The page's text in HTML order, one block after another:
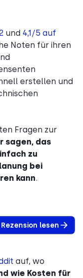
und 4,1/5 auf
Noten für ihren
erstellen und
Fragen zur
sagen, das
zu
bei
kann.
lesen
auf, wo
wie Kosten für